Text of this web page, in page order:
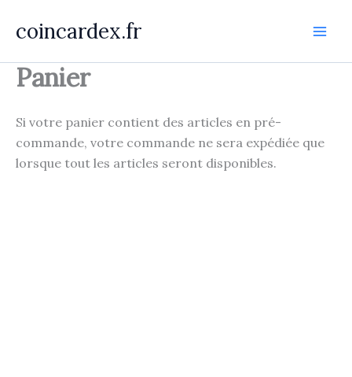
coincardex.fr
Panier
Si votre panier contient des articles en pré-
commande, votre commande ne sera expédiée que
lorsque tout les articles seront disponibles.